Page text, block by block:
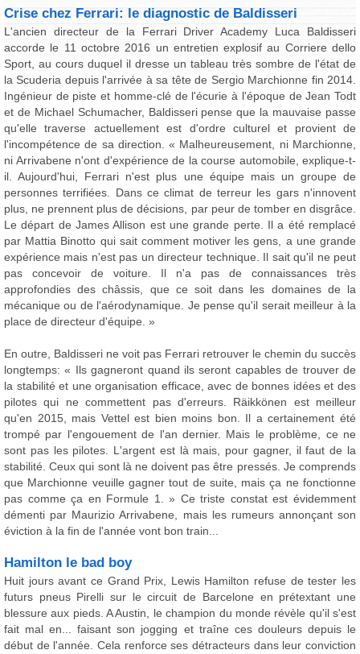
Crise chez Ferrari: le diagnostic de Baldisseri
L'ancien directeur de la Ferrari Driver Academy Luca Baldisseri
accorde le 11 octobre 2016 un entretien explosif au Corriere dello
Sport, au cours duquel il dresse un tableau très sombre de l'état de
la Scuderia depuis l'arrivée à sa tête de Sergio Marchionne fin 2014.
Ingénieur de piste et homme-clé de l'écurie à l'époque de Jean Todt
et de Michael Schumacher, Baldisseri pense que la mauvaise passe
qu'elle traverse actuellement est d'ordre culturel et provient de
l'incompétence de sa direction. « Malheureusement, ni Marchionne,
ni Arrivabene n'ont d'expérience de la course automobile, explique-t-
il. Aujourd'hui, Ferrari n'est plus une équipe mais un groupe de
personnes terrifiées. Dans ce climat de terreur les gars n'innovent
plus, ne prennent plus de décisions, par peur de tomber en disgrâce.
Le départ de James Allison est une grande perte. Il a été remplacé
par Mattia Binotto qui sait comment motiver les gens, a une grande
expérience mais n'est pas un directeur technique. Il sait qu'il ne peut
pas concevoir de voiture. Il n'a pas de connaissances très
approfondies des châssis, que ce soit dans les domaines de la
mécanique ou de l'aérodynamique. Je pense qu'il serait meilleur à la
place de directeur d'équipe. »
En outre, Baldisseri ne voit pas Ferrari retrouver le chemin du succès
longtemps: « Ils gagneront quand ils seront capables de trouver de
la stabilité et une organisation efficace, avec de bonnes idées et des
pilotes qui ne commettent pas d'erreurs. Räikkönen est meilleur
qu'en 2015, mais Vettel est bien moins bon. Il a certainement été
trompé par l'engouement de l'an dernier. Mais le problème, ce ne
sont pas les pilotes. L'argent est là mais, pour gagner, il faut de la
stabilité. Ceux qui sont là ne doivent pas être pressés. Je comprends
que Marchionne veuille gagner tout de suite, mais ça ne fonctionne
pas comme ça en Formule 1. » Ce triste constat est évidemment
démenti par Maurizio Arrivabene, mais les rumeurs annonçant son
éviction à la fin de l'année vont bon train...
Hamilton le bad boy
Huit jours avant ce Grand Prix, Lewis Hamilton refuse de tester les
futurs pneus Pirelli sur le circuit de Barcelone en prétextant une
blessure aux pieds. A Austin, le champion du monde révèle qu'il s'est
fait mal en... faisant son jogging et traîne ces douleurs depuis le
début de l'année. Cela renforce ses détracteurs dans leur conviction